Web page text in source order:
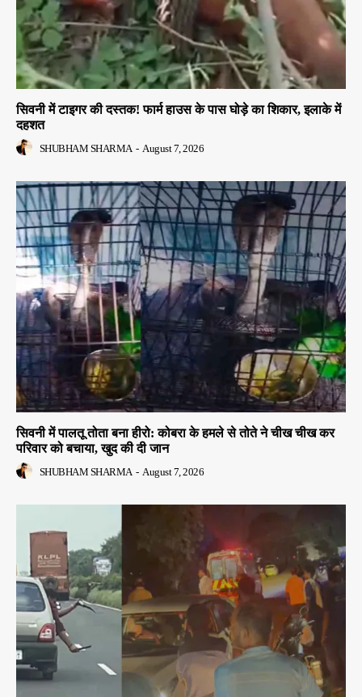
सिवनी में टाइगर की दस्तक! फार्म हाउस के पास घोड़े का शिकार, इलाके में
दहशत
SHUBHAM SHARMA - August 7, 2026
सिवनी में पालतू तोता बना हीरो: कोबरा के हमले से तोते ने चीख चीख कर
परिवार को बचाया, खुद की दी जान
SHUBHAM SHARMA - August 7, 2026